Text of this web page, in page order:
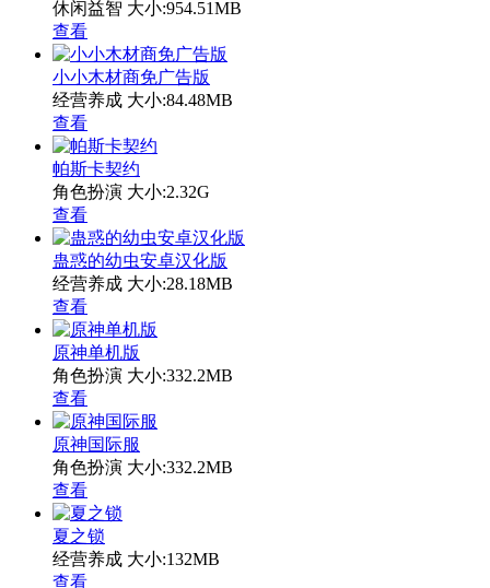
休闲益智 大小:954.51MB
查看
小小木材商免广告版
经营养成 大小:84.48MB
查看
帕斯卡契约
角色扮演 大小:2.32G
查看
蛊惑的幼虫安卓汉化版
经营养成 大小:28.18MB
查看
原神单机版
角色扮演 大小:332.2MB
查看
原神国际服
角色扮演 大小:332.2MB
查看
夏之锁
经营养成 大小:132MB
查看